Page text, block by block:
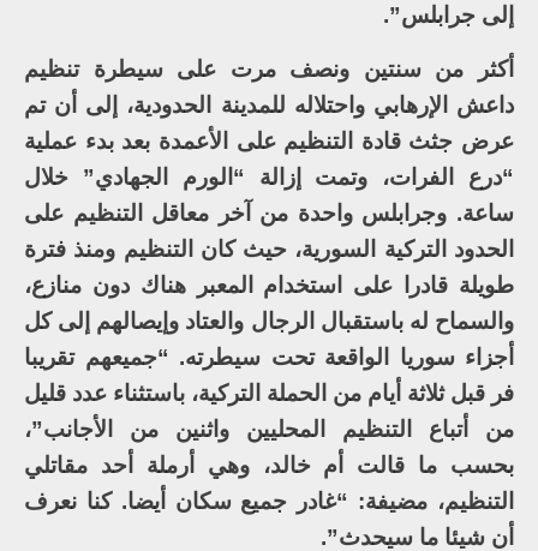
إلى جرابلس”.
أكثر من سنتين ونصف مرت على سيطرة تنظيم
داعش الإرهابي واحتلاله للمدينة الحدودية، إلى أن تم
عرض جثث قادة التنظيم على الأعمدة بعد بدء عملية
“درع الفرات، وتمت إزالة “الورم الجهادي” خلال
ساعة. وجرابلس واحدة من آخر معاقل التنظيم على
الحدود التركية السورية، حيث كان التنظيم ومنذ فترة
طويلة قادرا على استخدام المعبر هناك دون منازع،
والسماح له باستقبال الرجال والعتاد وإيصالهم إلى كل
أجزاء سوريا الواقعة تحت سيطرته. “جميعهم تقريبا
فر قبل ثلاثة أيام من الحملة التركية، باستثناء عدد قليل
من أتباع التنظيم المحليين واثنين من الأجانب”،
بحسب ما قالت أم خالد، وهي أرملة أحد مقاتلي
التنظيم، مضيفة: “غادر جميع سكان أيضا. كنا نعرف
أن شيئا ما سيحدث”.